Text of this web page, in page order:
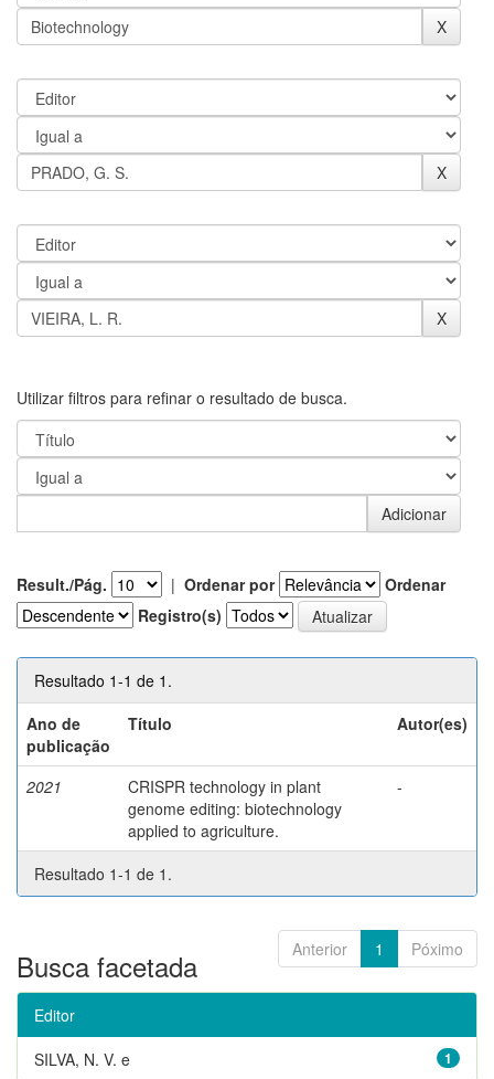
Utilizar filtros para refinar o resultado de busca.
Result./Pág. | Ordenar por
Ordenar
Registro(s)
Resultado 1-1 de 1.
Ano de
publicação
Título Autor(es)
2021
CRISPR technology in plant
genome editing: biotechnology
applied to agriculture.
-
Resultado 1-1 de 1.
Anterior 1 Póximo
Busca facetada
Editor
1
SILVA, N. V. e